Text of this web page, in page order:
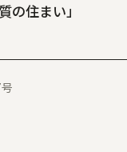
の住まい」